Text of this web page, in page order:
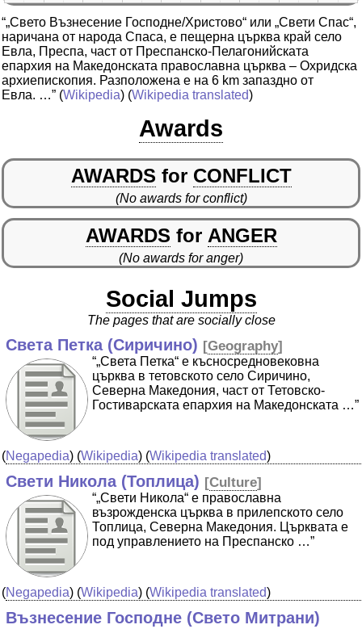
“„Свето Възнесение Господне/Христово“ или „Свети Спас“,
наричана от народа Спаса, е пещерна църква край село
Евла, Преспа, част от Преспанско-Пелагонийската
епархия на Македонската православна църква – Охридска
архиепископия. Разположена е на 6 km запаздно от
Евла. …” (Wikipedia) (Wikipedia translated)
Awards
AWARDS for CONFLICT
(No awards for conflict)
AWARDS for ANGER
(No awards for anger)
Social Jumps
The pages that are socially close
Света Петка (Сиричино) [Geography]
“„Света Петка“ е късносредновековна
църква в тетовското село Сиричино,
Северна Македония, част от Тетовско-
Гостиварската епархия на Македонската …”
(Negapedia) (Wikipedia) (Wikipedia translated)
Свети Никола (Топлица) [Culture]
“„Свети Никола“ е православна
възрожденска църква в прилепското село
Топлица, Северна Македония. Църквата е
под управлението на Преспанско …”
(Negapedia) (Wikipedia) (Wikipedia translated)
Възнесение Господне (Свето Митрани)